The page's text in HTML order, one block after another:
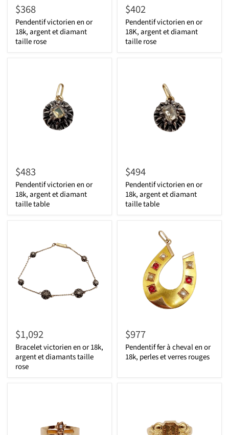
$368
Pendentif victorien en or
18k, argent et diamant
taille rose
$402
Pendentif victorien en or
18K, argent et diamant
taille rose
$483
Pendentif victorien en or
18k, argent et diamant
taille table
$494
Pendentif victorien en or
18k, argent et diamant
taille table
$1,092
Bracelet victorien en or 18k,
argent et diamants taille
rose
$977
Pendentif fer à cheval en or
18k, perles et verres rouges